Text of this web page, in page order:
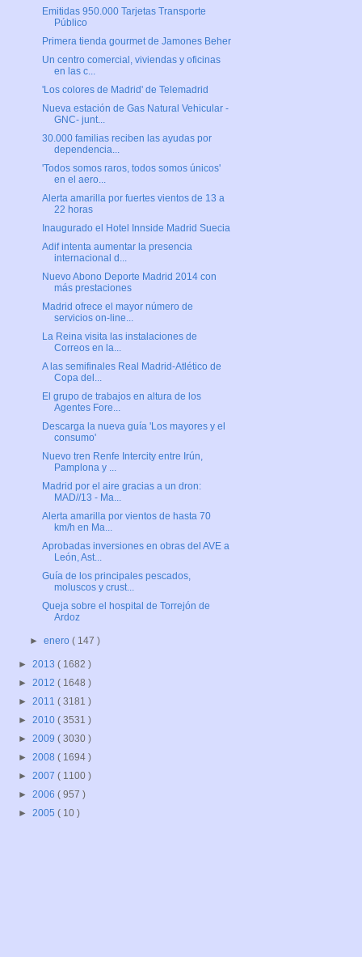
Emitidas 950.000 Tarjetas Transporte
Público
Primera tienda gourmet de Jamones Beher
Un centro comercial, viviendas y oficinas
en las c...
'Los colores de Madrid' de Telemadrid
Nueva estación de Gas Natural Vehicular -
GNC- junt...
30.000 familias reciben las ayudas por
dependencia...
'Todos somos raros, todos somos únicos'
en el aero...
Alerta amarilla por fuertes vientos de 13 a
22 horas
Inaugurado el Hotel Innside Madrid Suecia
Adif intenta aumentar la presencia
internacional d...
Nuevo Abono Deporte Madrid 2014 con
más prestaciones
Madrid ofrece el mayor número de
servicios on-line...
La Reina visita las instalaciones de
Correos en la...
A las semifinales Real Madrid-Atlético de
Copa del...
El grupo de trabajos en altura de los
Agentes Fore...
Descarga la nueva guía 'Los mayores y el
consumo'
Nuevo tren Renfe Intercity entre Irún,
Pamplona y ...
Madrid por el aire gracias a un dron:
MAD//13 - Ma...
Alerta amarilla por vientos de hasta 70
km/h en Ma...
Aprobadas inversiones en obras del AVE a
León, Ast...
Guía de los principales pescados,
moluscos y crust...
Queja sobre el hospital de Torrejón de
Ardoz
►enero( 147 )
► 2013 ( 1682 )
► 2012 ( 1648 )
► 2011 ( 3181 )
► 2010 ( 3531 )
► 2009 ( 3030 )
► 2008 ( 1694 )
► 2007 ( 1100 )
► 2006 ( 957 )
► 2005 ( 10 )